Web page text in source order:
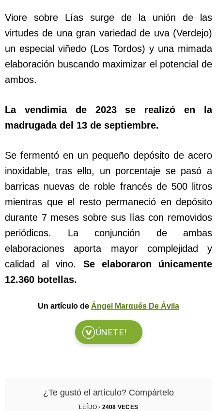
Viore sobre Lías surge de la unión de las
virtudes de una gran variedad de uva (Verdejo)
un especial viñedo (Los Tordos) y una mimada
elaboración buscando maximizar el potencial de
ambos.
La vendimia de 2023 se realizó en la
madrugada del 13 de septiembre.
Se fermentó en un pequeño depósito de acero
inoxidable, tras ello, un porcentaje se pasó a
barricas nuevas de roble francés de 500 litros
mientras que el resto permaneció en depósito
durante 7 meses sobre sus lías con removidos
periódicos. La conjunción de ambas
elaboraciones aporta mayor complejidad y
calidad al vino. Se elaboraron únicamente
12.360 botellas.
Un artículo de Ángel Marqués De Ávila
ÚNETE!
¿Te gustó el artículo? Compártelo
LEÍDO › 2408 VECES